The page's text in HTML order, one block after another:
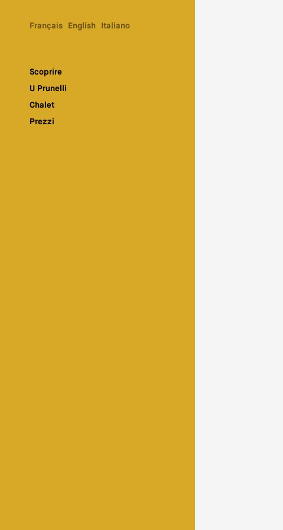
Français English Italiano
Scoprire
U Prunelli
Chalet
Prezzi